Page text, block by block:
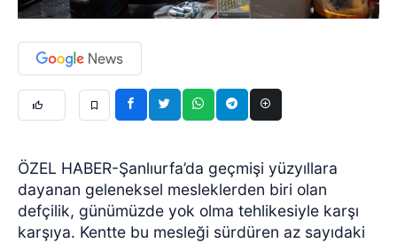
ÖZEL HABER-Şanlıurfa’da geçmişi yüzyıllara
dayanan geleneksel mesleklerden biri olan
defçilik, günümüzde yok olma tehlikesiyle karşı
karşıya. Kentte bu mesleği sürdüren az sayıdaki